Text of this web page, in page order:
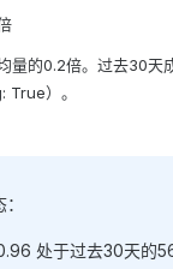
量的0.2倍。过去30天
True）。
处于过去30天的